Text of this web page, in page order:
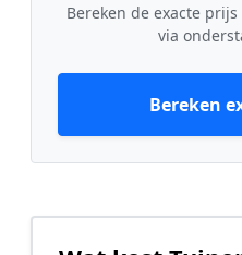
Bereken de exacte
via
Bereken